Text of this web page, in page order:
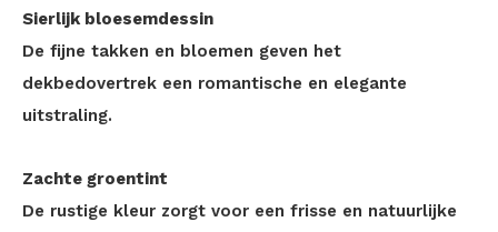
Sierlijk bloesemdessin
De fijne takken en bloemen geven het
dekbedovertrek een romantische en elegante
uitstraling.
Zachte groentint
De rustige kleur zorgt voor een frisse en natuurlijke